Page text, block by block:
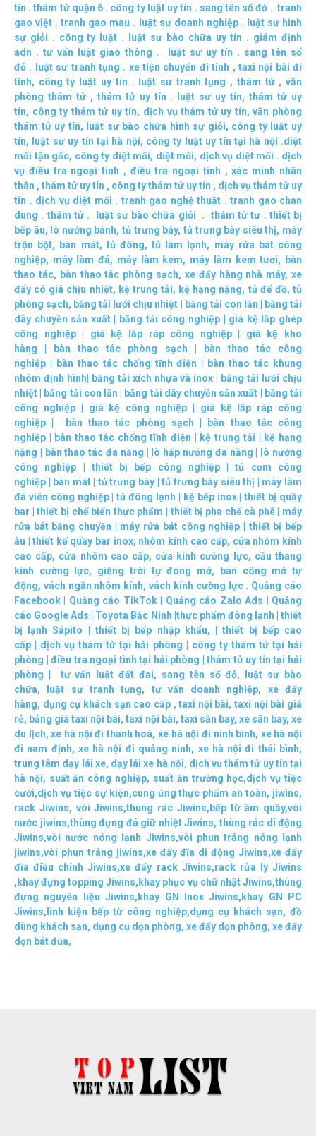
tín .thám tử quận 6 . công ty luật uy tín . sang tên sổ đỏ .tranh
gao việt .tranh gao mau . luật sư doanh nghiệp.
luật sư hình
sự giỏi . công ty luật . luật sư bào chữa uy tín . giám định
adn . tư vấn luật giao thông . luật sư uy tín . sang tên sổ
đỏ . luật sư tranh tụng . xe tiện chuyến đi tỉnh , taxi nội bài đi
tỉnh, công ty luật uy tín . luật sư tranh tụng , thám tử,văn
phòng thám tử, thám tử uy tín . luật sư uy tín,thám tử uy
tín, công ty thám tử uy tín, dịch vụ thám tử uy tín,văn phòng
thám tử uy tín, luật sư bào chữa hình sự giỏi, công ty luật uy
tín, luật sư uy tín tại hà nội, công ty luật uy tín tại hà nội .diệt
mối tận gốc, công ty diệt mối, diệt mối, dịch vụ diệt mối . dịch
vụ điều tra ngoại tình , điều tra ngoại tình ,xác minh nhân
thân , thám tử uy tín , công ty thám tử uy tín , dịch vụ thám tử uy
tín . dịch vụ diệt mối . tranh gao nghệ thuật . tranh gao chan
dung . thám tử. luật sư bào chữa giỏi . thám tử tư . thiết bị
bếp âu, lò nướng bánh,tủ trưng bày, tủ trưng bày siêu thị, máy
trộn bột, bàn mát, tủ đông,tủ làm lạnh, máy rửa bát công
nghiệp, máy làm đá, máy làm kem, máy làm kem tươi, bàn
thao tác, bàn thao tác phòng sạch, xe đẩy hàng nhà máy,xe
đẩy có giá chịu nhiệt, kệ trung tải, kệ hạng nặng, tủ để đồ,tủ
phòng sạch, băng tải lưới chịu nhiệt băng tải con lăn
băng tải
dây chuyền sản xuất| băng tải công nghiệp| giá kệ lắp ghép
công nghiệp| giá kệ lắp ráp công nghiệp| giá kệ kho
hàng
bàn thao tác phòng sạch
bàn thao tác công
nghiệp
bàn thao tác chống tĩnh điện
bàn thao tác khung
nhôm định hình
băng tải xích nhựa và inox
băng tải lưới chịu
nhiệt
băng tải con lăn băng tải dây chuyền sản xuất
băng tải
công nghiệp| giá kệ công nghiệp
giá kệ lắp ráp công
nghiệp
bàn thao tác phòng sạch
bàn thao tác công
nghiệp
bàn thao tác chống tĩnh điện kệ trung tải
kệ hạng
nặng
bàn thao tác đa năng lò hấp nướng đa năng
lò nướng
công nghiệp
thiết bị bếp công nghiệp|tủ cơm công
nghiệp
bàn mát| tủ trưng bày|tủ trưng bày siêu thị
máy làm
đá viên công nghiệp|tủ đông lạnh kệ bếp inox|thiết bị quầy
bar |thiết bị chế biến thực phẩm thiết bị pha chế cà phê| máy
rửa bát băng chuyền
máy rửa bát công nghiệp
thiết bị bếp
âu |thiết kế quầy bar inox, nhôm kính cao cấp, cửa nhôm kính
cao cấp, cửa nhôm cao cấp, cửa kính cường lực, cầu thang
kính cường lực, giếng trời tự đóng mở,
ban công mở tự
động, vách ngăn nhôm kính,vách kính cường lực. Quảng cáo
Facebook
Quảng cáo TikTok| Quảng cáo Zalo Ads
Quảng
cáo Google Ads
Toyota Bắc Ninh | thực phẩm đông lạnh |thiết
bị lạnh Sápito
thiết bị bếp nhập khẩu, |thiết bị bếp cao
cấp
dịch vụ thám tử tại hải phòng
công ty thám tử tại hải
phòng |điều tra ngoại tình tại hải phòng |thám tử uy tín tại hải
phòng
tư vấn luật đất đai, sang tên sổ đỏ,
luật sư bào
chữa, luật sư tranh tụng, tư vấn doanh nghiệp, xe đẩy
hàng, dụng cụ khách sạn cao cấp,taxi nội bài,taxi nội bài giá
rẻ, bảng giá taxi nội bài,taxi nội bài, taxi sân bay, xe sân bay,xe
du lịch,xe hà nội đi thanh hoá, xe hà nội đi ninh bình, xe hà nội
đi nam định, xe hà nội đi quảng ninh, xe hà nội đi thái bình,
trung tâm dạy lái xe, dạy lái xe hà nội, dịch vụ thám tử uy tín tại
hà nội, suất ăn công nghiệp, suất ăn trường học,dịch vụ tiệc
cưới,dịch vụ tiệc sự kiện,cung ứng thực phẩm an toàn, jiwins,
rack Jiwins, vòi Jiwins,thùng rác Jiwins,bếp từ âm quầy,vòi
nước jiwins,thùng đựng đá giữ nhiệt Jiwins, thùng rác di động
Jiwins,vòi nước nóng lạnh Jiwins,vòi phun tráng nóng lạnh
jiwins,vòi phun tráng jiwins,xe đẩy đĩa di động Jiwins,xe đẩy
đĩa điều chỉnh Jiwins,xe đẩy rack Jiwins,rack rửa ly Jiwins
, khay đựng topping Jiwins, khay phục vụ chữ nhật Jiwins,thùng
đựng nguyên liệu Jiwins, khay GN Inox Jiwins, khay GN PC
Jiwins, linh kiện bếp từ công nghiệp,dụng cụ khách sạn, đồ
dùng khách sạn, dụng cụ dọn phòng, xe đẩy dọn phòng, xe đẩy
dọn bát đũa,